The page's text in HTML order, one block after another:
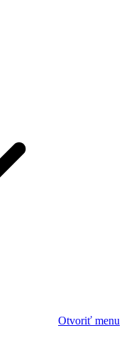
Otvoriť menu